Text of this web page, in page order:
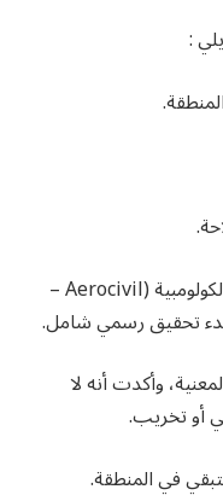
:
بينما وقد أعلنت هيئة الطيران المدني الكولومبية (Aerocivil –
بدء تحقيق رسمي شامل.
وأكدت أنه لا
أو تخريب.
في المنطقة.